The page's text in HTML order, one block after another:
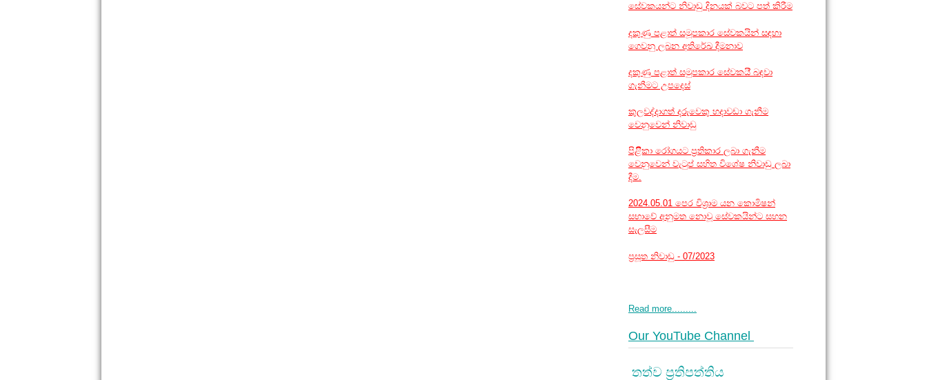
සේවකයන්ට නිවාඩු දිනයක් බවට පත් කිරීම
දකුණු පළාත් සමූපකාර සේවකයින් සඳහා
ගෙවනු ලබන අතිරේඛ දීමනාව
දකුණු පළාත් සමුපකාර සේවකයි් බඳවා
ගැනීමට උපදෙස්
කුලවද්දාගත් දරුවෙකු හදාවඩා ගැනීම
වෙනුවෙන් නිවාඩු
පිළිිකා රෝගයට ප්‍රතිකාර ලබා ගැනීම
වෙනුවෙන් වැටුප් සහිත විශේෂ නිවාඩු ලබා
දීම.
2024.05.01 පෙර විශ්‍රාම යන කොමිෂන්
සභාවේ අනුමත නොවූ සේවකයින්ට සහන
සැලසීම
ප්‍රසූත නිවාඩු - 07/2023
Read more.........
Our YouTube Channel
තත්ව ප්‍රතිපත්තිය